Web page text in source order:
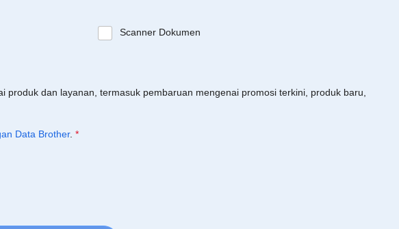
Scanner Dokumen
dan layanan, termasuk pembaruan mengenai promosi terkini, produk baru,
Data Brother. *